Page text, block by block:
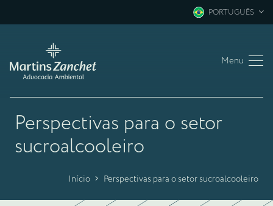
PORTUGUÊS
Menu
Perspectivas para o setor
sucroalcooleiro
Início Perspectivas para o setor sucroalcooleiro